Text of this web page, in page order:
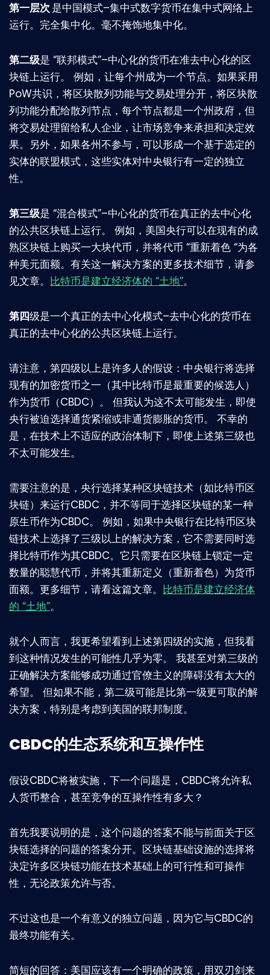
第一层次是中国模式–集中式数字货币在集中式网络上
运行。完全集中化。毫不掩饰地集中化。
第二级是 “联邦模式”–中心化的货币在准去中心化的区
块链上运行。 例如，让每个州成为一个节点。如果采用
PoW共识，将区块散列功能与交易处理分开，将区块散
列功能分配给散列节点，每个节点都是一个州政府，但
将交易处理留给私人企业，让市场竞争来承担和决定效
果。另外，如果各州不参与，可以形成一个基于选定的
实体的联盟模式，这些实体对中央银行有一定的独立
性。
第三级是 “混合模式”–中心化的货币在真正的去中心化
的公共区块链上运行。 例如，美国央行可以在现有的成
熟区块链上购买一大块代币，并将代币 “重新着色 “为各
种美元面额。有关这一解决方案的更多技术细节，请参
见文章。 比特币是建立经济体的 “土地”。
第四级是一个真正的去中心化模式–去中心化的货币在
真正的去中心化的公共区块链上运行。
请注意，第四级以上是许多人的假设：中央银行将选择
现有的加密货币之一（其中比特币是最重要的候选人）
作为货币（CBDC）。 但我认为这不太可能发生，即使
央行被迫选择通货紧缩或非通货膨胀的货币。 不幸的
是，在技术上不适应的政治体制下，即使上述第三级也
不太可能发生。
需要注意的是，央行选择某种区块链技术（如比特币区
块链）来运行CBDC，并不等同于选择区块链的某一种
原生币作为CBDC。 例如，如果中央银行在比特币区块
链技术上选择了三级以上的解决方案，它不需要同时选
择比特币作为其CBDC。它只需要在区块链上锁定一定
数量的聪慧代币，并将其重新定义（重新着色）为货币
面额。更多细节，请看这篇文章。 比特币是建立经济体
的 “土地”。
就个人而言，我更希望看到上述第四级的实施，但我看
到这种情况发生的可能性几乎为零。 我甚至对第三级的
正确解决方案能够成功通过官僚主义的障碍没有太大的
希望。 但如果不能，第二级可能是比第一级更可取的解
决方案，特别是考虑到美国的联邦制度。
CBDC的生态系统和互操作性
假设CBDC将被实施，下一个问题是，CBDC将允许私
人货币整合，甚至竞争的互操作性有多大？
首先我要说明的是，这个问题的答案不能与前面关于区
块链选择的问题的答案分开。区块链基础设施的选择将
决定许多区块链功能在技术基础上的可行性和可操作
性，无论政策允许与否。
不过这也是一个有意义的独立问题，因为它与CBDC的
最终功能有关。
简短的回答：美国应该有一个明确的政策，用双刃剑来